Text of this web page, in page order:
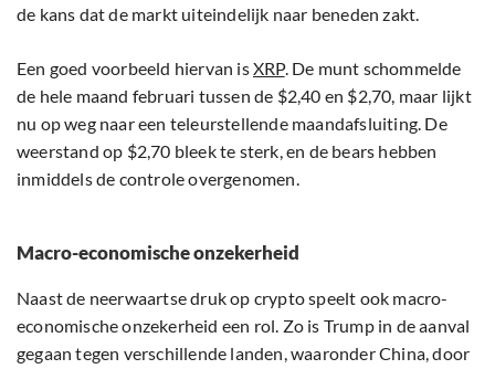
de kans dat de markt uiteindelijk naar beneden zakt.
Een goed voorbeeld hiervan isXRP. De munt schommelde
de hele maand februari tussen de $2,40 en $2,70, maar lijkt
nu op weg naar een teleurstellende maandafsluiting. De
weerstand op $2,70 bleek te sterk, en de bears hebben
inmiddels de controle overgenomen.
Macro-economische onzekerheid
Naast de neerwaartse druk op crypto speelt ook macro-
economische onzekerheid een rol. Zo is Trump in de aanval
gegaan tegen verschillende landen, waaronder China, door